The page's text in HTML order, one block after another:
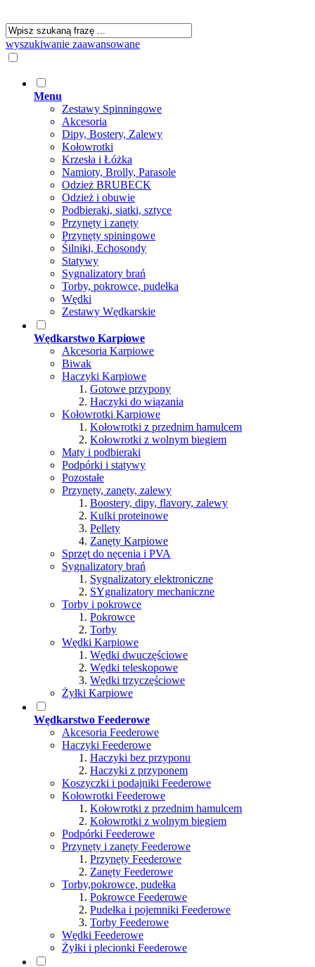
wyszukiwanie zaawansowane
Menu
Zestawy Spinningowe
Akcesoria
Dipy, Bostery, Zalewy
Kołowrotki
Krzesła i Łóżka
Namioty, Brolly, Parasole
Odzież BRUBECK
Odzież i obuwie
Podbieraki, siatki, sztyce
Przynęty i zanęty
Przynęty spiningowe
Śilniki, Echosondy
Statywy
Sygnalizatory brań
Torby, pokrowce, pudełka
Wędki
Zestawy Wędkarskie
Wędkarstwo Karpiowe
Akcesoria Karpiowe
Biwak
Haczyki Karpiowe
Gotowe przypony
Haczyki do wiązania
Kołowrotki Karpiowe
Kołowrotki z przednim hamulcem
Kołowrotki z wolnym biegiem
Maty i podbieraki
Podpórki i statywy
Pozostałe
Przynęty, zanęty, zalewy
Boostery, dipy, flavory, zalewy
Kulki proteinowe
Pellety
Zanęty Karpiowe
Sprzęt do nęcenia i PVA
Sygnalizatory brań
Sygnalizatory elektroniczne
SYgnalizatory mechaniczne
Torby i pokrowce
Pokrowce
Torby
Wędki Karpiowe
Wędki dwuczęściowe
Wędki teleskopowe
Wędki trzyczęściowe
Żyłki Karpiowe
Wędkarstwo Feederowe
Akcesoria Feederowe
Haczyki Feederowe
Haczyki bez przyponu
Haczyki z przyponem
Koszyczki i podajniki Feederowe
Kołowrotki Feederowe
Kołowrotki z przednim hamulcem
Kołowrotki z wolnym biegiem
Podpórki Feederowe
Przynęty i zanęty Feederowe
Przynęty Feederowe
Zanęty Feederowe
Torby,pokrowce, pudełka
Pokrowce Feederowe
Pudełka i pojemniki Feederowe
Torby Feederowe
Wędki Feederowe
Żyłki i plecionki Feederowe